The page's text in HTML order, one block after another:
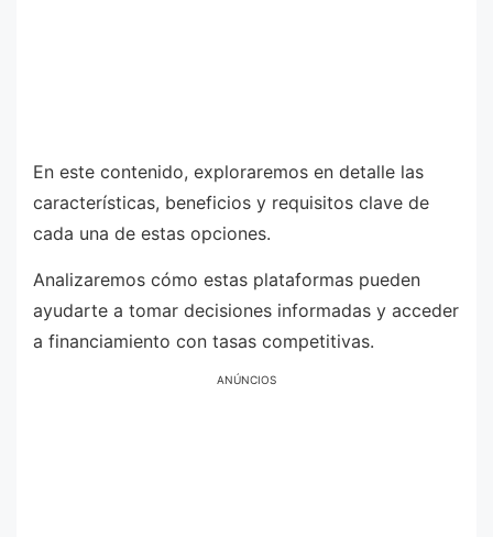
En este contenido, exploraremos en detalle las
características, beneficios y requisitos clave de
cada una de estas opciones.
Analizaremos cómo estas plataformas pueden
ayudarte a tomar decisiones informadas y acceder
a financiamiento con tasas competitivas.
ANÚNCIOS